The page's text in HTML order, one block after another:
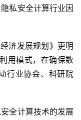
私安全计算行业因
济发展规划》更明
用模式，在确保数
行业协会、科研院
全计算技术的发展